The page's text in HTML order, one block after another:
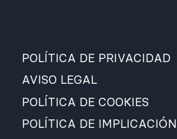
POLÍTICA DE PRIVACIDAD
AVISO LEGAL
POLÍTICA DE COOKIES
POLÍTICA DE IMPLICACIÓN